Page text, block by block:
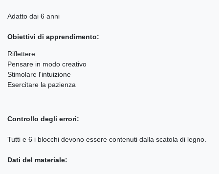
Adatto dai 6 anni
Obiettivi di apprendimento:
Riflettere
Pensare in modo creativo
Stimolare l'intuizione
Esercitare la pazienza
Controllo degli errori:
Tutti e 6 i blocchi devono essere contenuti dalla scatola di legno.
Dati del materiale: